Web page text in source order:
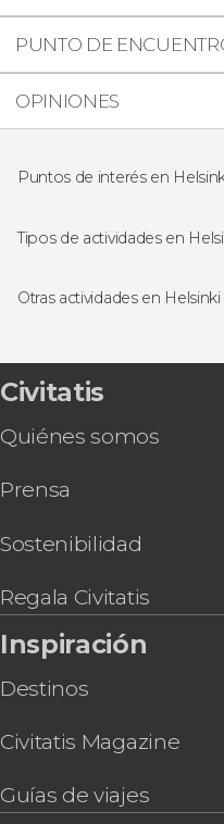
PUNTO DE
OPINIONES
Puntos de interés en
Tipos de actividades en
Excursiones de un día
Otras actividades en Helsinki
Paseo en barco por
Ferry de Helsinki a
Autobús y barco
Helsinki Card
Flotación en un lago
Civitatis
Quiénes somos
Prensa
Sostenibilidad
Regala Civitatis
Inspiración
Destinos
Civitatis Magazine
Guías de viajes